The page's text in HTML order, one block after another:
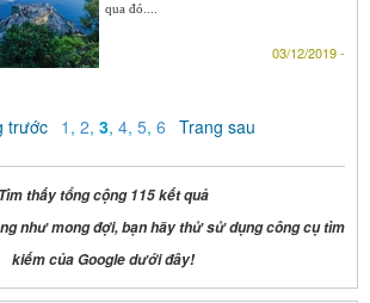
qua đó....
03/12/2019 -
trước 1 , 2, 3, 4, 5, 6 Trang sau
Tìm thấy tổng cộng 115 kết quả
như mong đợi, bạn hãy thử sử dụng công cụ tìm
kiếm của Google dưới đây!